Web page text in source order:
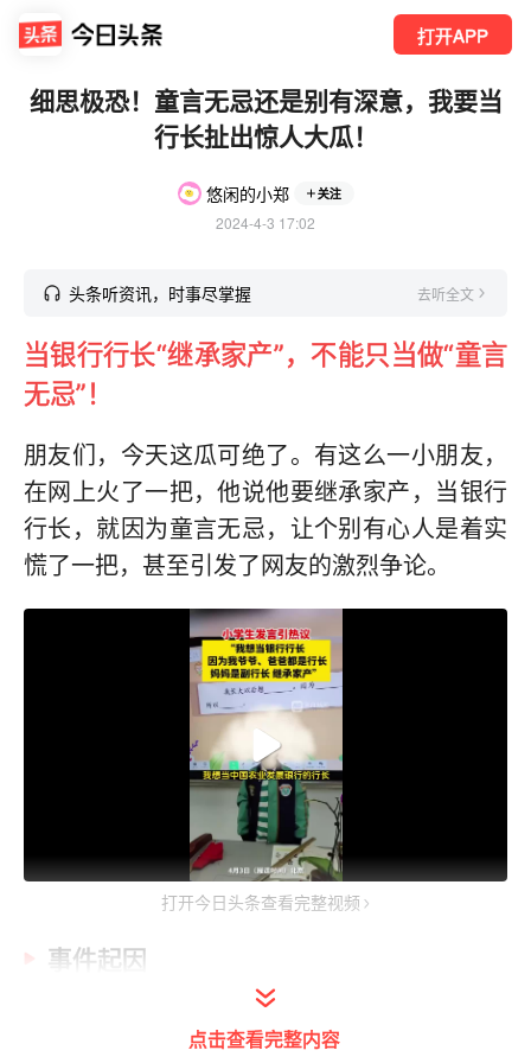
打开APP
细思极恐！童言无忌还是别有深意，我要当
行长扯出惊人大瓜！
悠闲的小郑 关注
2024-4-3 17:02
头条听资讯，时事尽掌握 去听全文
当银行行长“继承家产”，不能只当做“童言
无忌”！
朋友们，今天这瓜可绝了。有这么一小朋友，
在网上火了一把，他说他要继承家产，当银行
行长，就因为童言无忌，让个别有心人是着实
慌了一把，甚至引发了网友的激烈争论。
打开今日头条查看完整视频
事件起因
视频中场景是一堂语文课，老师要求同学们用
点击查看完整内容